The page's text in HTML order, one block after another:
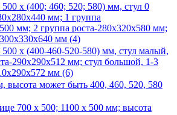
х (400; 460; 520; 580) мм, стул 0
мм; 1 группа
мм; 2 группа роста-280х320х580 мм;
мм (4)
х (400-460-520-580) мм, стул малый,
290х290х512 мм; стул большой, 1-3
мм (6)
высота может быть 400, 460, 520, 580
700 х 500; 1100 х 500 мм; высота